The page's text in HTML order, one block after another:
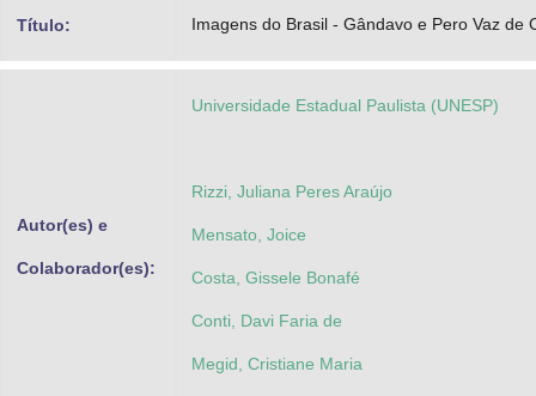
Advocacia-Geral da União
Banco Central do Brasil
Título: Imagens do Brasil - Gândavo e Pero Vaz de
Autor(es) e
Colaborador(es):
Universidade Estadual Paulista (UNESP)
Rizzi, Juliana Peres Araújo
Mensato, Joice
Costa, Gissele Bonafé
Conti, Davi Faria de
Megid, Cristiane Maria